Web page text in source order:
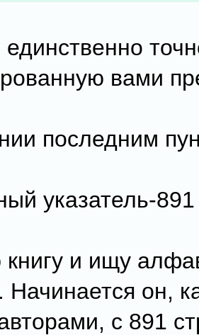
вами
последним
указатель-891
и ищу
Начинается он,
с 891